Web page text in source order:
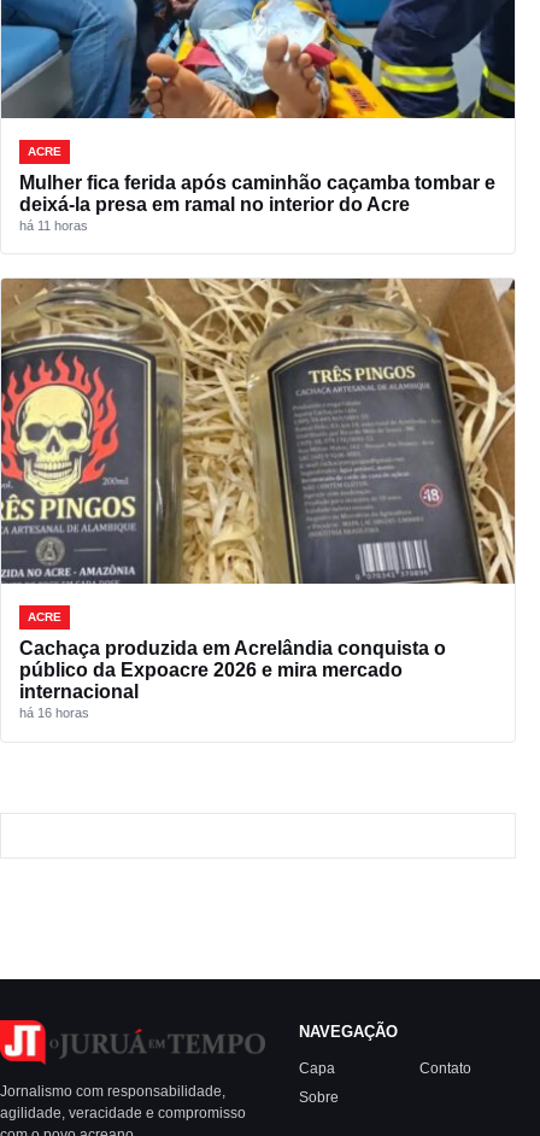
ACRE
Mulher fica ferida após caminhão caçamba tombar e
deixá-la presa em ramal no interior do Acre
há 11 horas
ACRE
Cachaça produzida em Acrelândia conquista o
público da Expoacre 2026 e mira mercado
internacional
há 16 horas
Jornalismo com responsabilidade,
agilidade, veracidade e compromisso
NAVEGAÇÃO
Capa
Sobre
Contato